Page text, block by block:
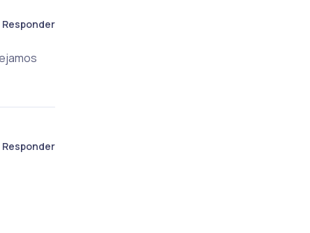
Responder
Responder